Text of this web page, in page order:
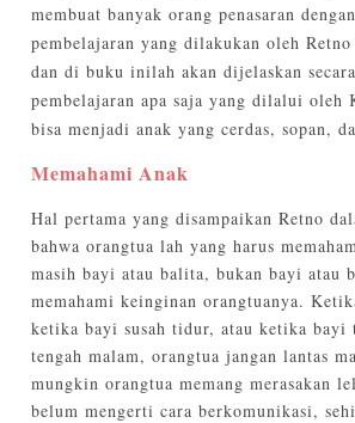
membuat banyak orang penasaran
pembelajaran yang dilakukan oleh
dan di buku inilah akan dijelaskan
pembelajaran apa saja yang dilalui oleh
bisa menjadi anak yang cerdas, sopan,
Memahami Anak
Hal pertama yang disampaikan Retno
bahwa orangtua lah yang harus
masih bayi atau balita, bukan bayi atau
memahami keinginan orangtuanya.
ketika bayi susah tidur, atau ketika bayi
tengah malam, orangtua jangan lantas
mungkin orangtua memang merasakan
belum mengerti cara berkomunikasi,